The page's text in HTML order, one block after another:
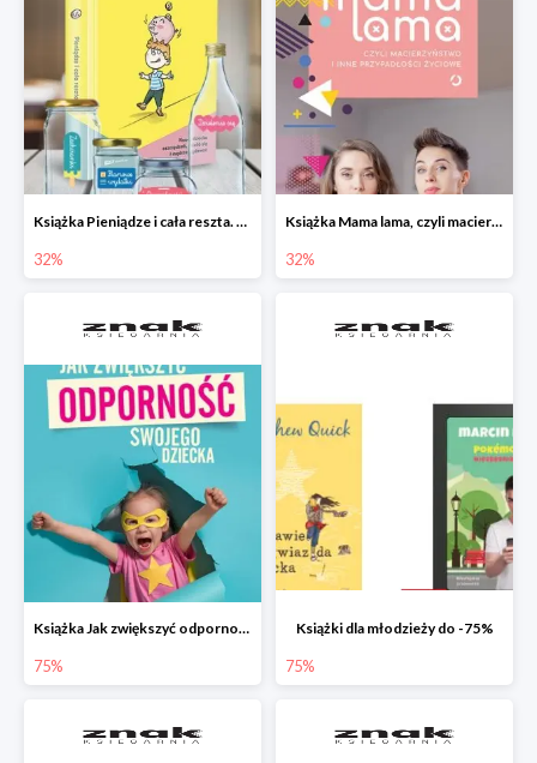
Książka Pieniądze i cała reszta. Naucz dziecko oszczędzać, dzielić się i mądrze wydawać
32%
Książka Mama lama, czyli macierzyństwo i inne przypadłości życiowe
32%
Książka Jak zwiększyć odporność swojego dziecka w promocji
75%
Książki dla młodzieży do -75%
75%